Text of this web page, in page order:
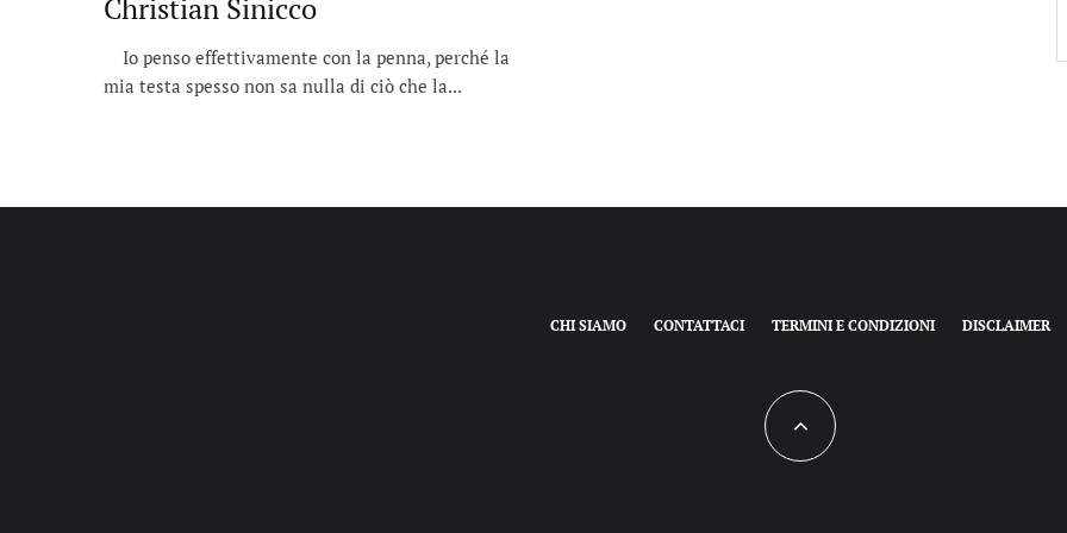
Christian Sinicco
Io penso effettivamente con la penna, perché la
mia testa spesso non sa nulla di ciò che la...
CHI SIAMO CONTATTACI TERMINI E CONDIZIONI DISCLAIMER